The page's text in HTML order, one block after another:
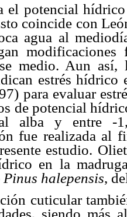
el potencial
coincide con
agua al
medio. Aun
estrés hídrico
para evaluar
de potencial
alba y entre -
fue realizada al
estudio.
en la
Pinus halepensis,
cuticular
siendo más